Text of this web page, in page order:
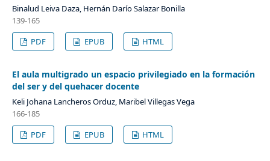
Binalud Leiva Daza, Hernán Darío Salazar Bonilla
139-165
PDF
EPUB HTML
El aula multigrado un espacio privilegiado en la formación
del ser y del quehacer docente
Keli Johana Lancheros Orduz, Maribel Villegas Vega
166-185
PDF
EPUB HTML